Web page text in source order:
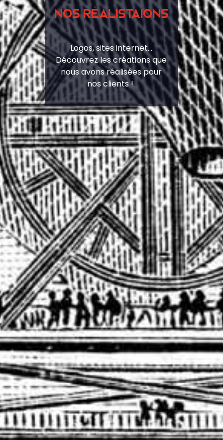
Nos réalistaions
Logos, sites internet…
Découvrez les créations que
nous avons réalisées pour
nos clients !